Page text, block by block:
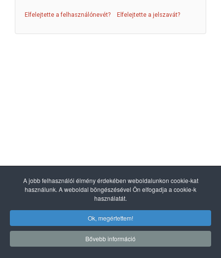
A jobb felhasználói élmény érdekében weboldalunkon cookie-kat
használunk. A weboldal böngészésével Ön elfogadja a cookie-k
használatát.
Ok, megértettem!
Bővebb információ
Elfelejtette a felhasználónevét? Elfelejtette a jelszavát?